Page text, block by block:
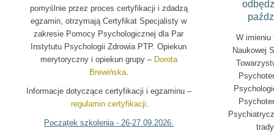
pomyślnie przez proces certyfikacji i zdadzą
egzamin, otrzymają Certyfikat Specjalisty w
zakresie Pomocy Psychologicznej dla Par
Instytutu Psychologii Zdrowia PTP. Opiekun
merytoryczny i opiekun grupy – Dorota
Brewińska.
Informacje dotyczące certyfikacji i egzaminu –
regulamin certyfikacji.
Początek szkolenia - 26-27.09.2026.
W imieniu
Naukowej